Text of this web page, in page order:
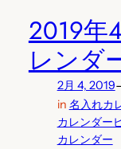
2019年
レンダ
2月 4, 2019
in 名入れカ
カレンダー
カレンダー